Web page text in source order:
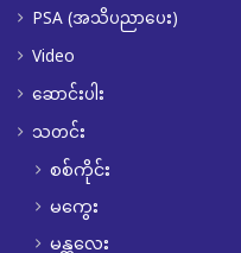
PSA (အသိပညာပေး)
Video
ဆောင်းပါး
သတင်း
စစ်ကိုင်း
မကွေး
မန္တလေး